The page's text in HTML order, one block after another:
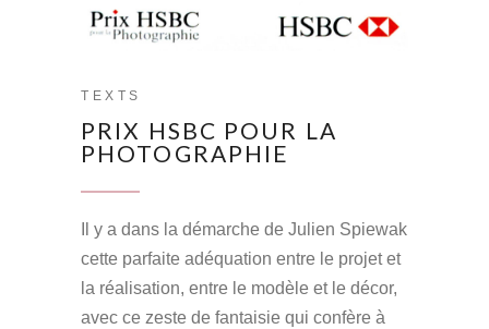
TEXTS
PRIX HSBC POUR LA
PHOTOGRAPHIE
Il y a dans la démarche de Julien Spiewak
cette parfaite adéquation entre le projet et
la réalisation, entre le modèle et le décor,
avec ce zeste de fantaisie qui confère à